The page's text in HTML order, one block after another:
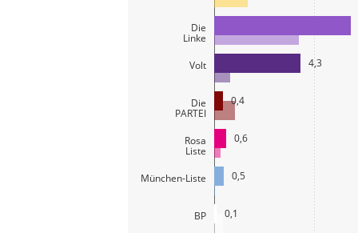
Die
Linke
Volt
Die
PARTEI
Rosa
Liste
München-Liste
BP
4,3
0,4
0,6
0,5
0,1